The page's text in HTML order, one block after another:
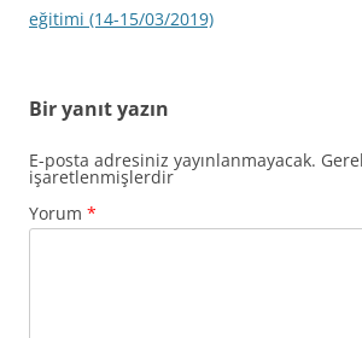
dolaşımı
eğitimi (14-15/03/2019)
Bir yanıt yazın
E-posta adresiniz yayınlanmayacak.
işaretlenmişlerdir
Yorum *